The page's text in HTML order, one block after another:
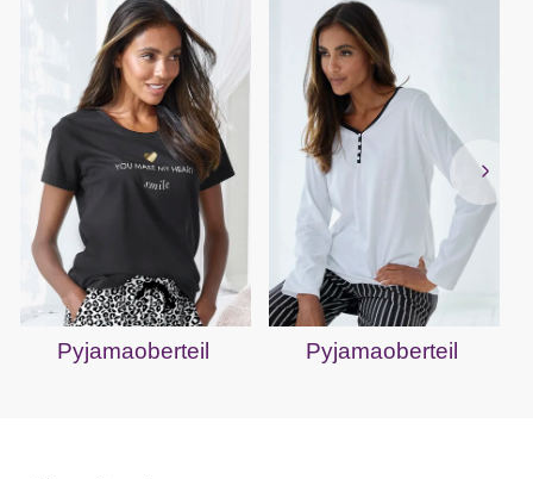
Pyjamaoberteil Pyjamaoberteil